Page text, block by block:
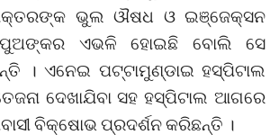
ଭୁଲ ଔଷଧ ଓ ଇଞ୍ଜେକ୍ସନ
ପୁଅଙ୍କର ଏଭଳି ହୋଇଛି ବୋଲି ସେ
। ଏନେଇ ପଟ୍ଟାମୁଣ୍ଡାଇ ହସ୍ପିଟାଲ
ଦେଖାଯିବା ସହ ହସ୍ପିଟାଲ ଆଗରେ
ବିକ୍ଷୋଭ ପ୍ରଦର୍ଶନ କରିଛନ୍ତି ।